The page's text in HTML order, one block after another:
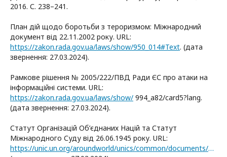
2016. С. 238–241.
План дій щодо боротьби з тероризмом: Міжнародний
документ від 22.11.2002 року. URL:
https://zakon.rada.gov.ua/laws/show/950_014#Text. (дата
звернення: 27.03.2024).
Рамкове рішення № 2005/222/ПВД Ради ЄС про атаки на
інформаційні системи. URL:
https://zakon.rada.gov.ua/laws/show/ 994_a82/card5?lang.
(дата звернення: 27.03.2024).
Статут Організацій Об’єднаних Націй та Статут
Міжнародного Суду від 26.06.1945 року. URL:
https://unic.un.org/aroundworld/unics/common/documents/publications/uncharter/UN%20Charter_Ukrainian.pdf